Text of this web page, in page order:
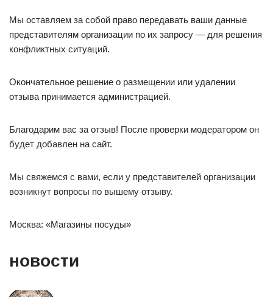
Мы оставляем за собой право передавать ваши данные
представителям организации по их запросу — для решения
конфликтных ситуаций.
Окончательное решение о размещении или удалении
отзыва принимается администрацией.
Благодарим вас за отзыв! После проверки модератором он
будет добавлен на сайт.
Мы свяжемся с вами, если у представителей организации
возникнут вопросы по вышему отзыву.
Москва: «Магазины посуды»
новости